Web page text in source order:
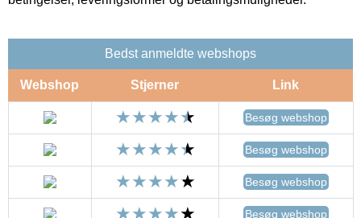
Bedst anmeldte webshops
Webshop Stjerner Link
Besøg webshop
Besøg webshop
Besøg webshop
Besøg webshop